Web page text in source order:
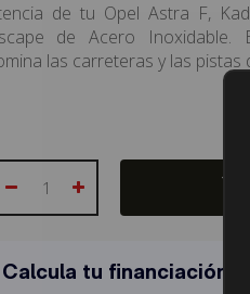
de tu Opel Astra F,
de Acero Inoxidable.
las carreteras y las pistas